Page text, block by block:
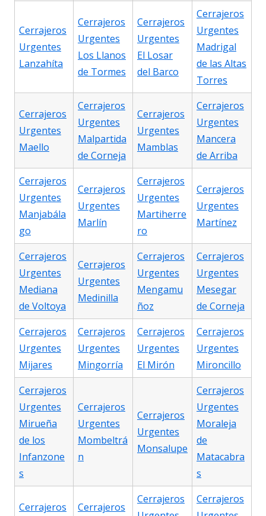
Cerrajeros
Urgentes
Lanzahíta
Cerrajeros
Urgentes
Los Llanos
de Tormes
Cerrajeros
Urgentes
El Losar
del Barco
Cerrajeros
Urgentes
Madrigal
de las Altas
Torres
Cerrajeros
Urgentes
Maello
Cerrajeros
Urgentes
Malpartida
de Corneja
Cerrajeros
Urgentes
Mamblas
Cerrajeros
Urgentes
Mancera
de Arriba
Cerrajeros
Urgentes
Manjabála
go
Cerrajeros
Urgentes
Marlín
Cerrajeros
Urgentes
Martiherre
ro
Cerrajeros
Urgentes
Martínez
Cerrajeros
Urgentes
Mediana
de Voltoya
Cerrajeros
Urgentes
Medinilla
Cerrajeros
Urgentes
Mengamu
ñoz
Cerrajeros
Urgentes
Mesegar
de Corneja
Cerrajeros
Urgentes
Mijares
Cerrajeros
Urgentes
Mingorría
Cerrajeros
Urgentes
El Mirón
Cerrajeros
Urgentes
Mironcillo
Cerrajeros
Urgentes
Mirueña
de los
Infanzone
s
Cerrajeros
Urgentes
Mombeltrá
n
Cerrajeros
Urgentes
Monsalupe
Cerrajeros
Urgentes
Moraleja
de
Matacabra
s
Cerrajeros
Cerrajeros
Cerrajeros
Cerrajeros